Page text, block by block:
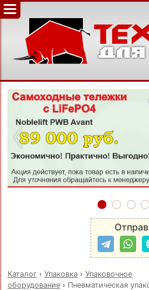
‹
Каталог› Упаковка› Упаковочное
оборудование› Пневматическая